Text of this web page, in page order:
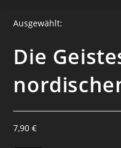
Ausgewählt:
Die
7,90€